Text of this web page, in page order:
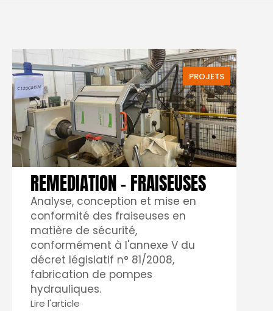
PROJETS
REMEDIATION – FRAISEUSES
Analyse, conception et mise en
conformité des fraiseuses en
matière de sécurité,
conformément à l'annexe V du
décret législatif n° 81/2008,
fabrication de pompes
hydrauliques.
Lire l'article